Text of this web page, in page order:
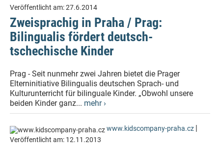
Veröffentlicht am:27.6.2014
Zweisprachig in Praha / Prag:
Bilingualis fördert deutsch-
tschechische Kinder
Prag - Seit nunmehr zwei Jahren bietet die Prager
Elterninitiative Bilingualis deutschen Sprach- und
Kulturunterricht für bilinguale Kinder. „Obwohl unsere
beiden Kinder ganz... mehr ›
www.kidscompany-praha.cz |
Veröffentlicht am: 12.11.2013